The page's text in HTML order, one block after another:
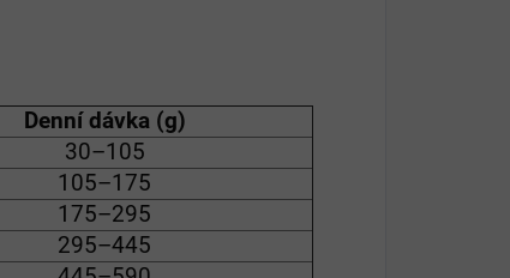
Denní dávka (g)
30–105
105–175
175–295
295–445